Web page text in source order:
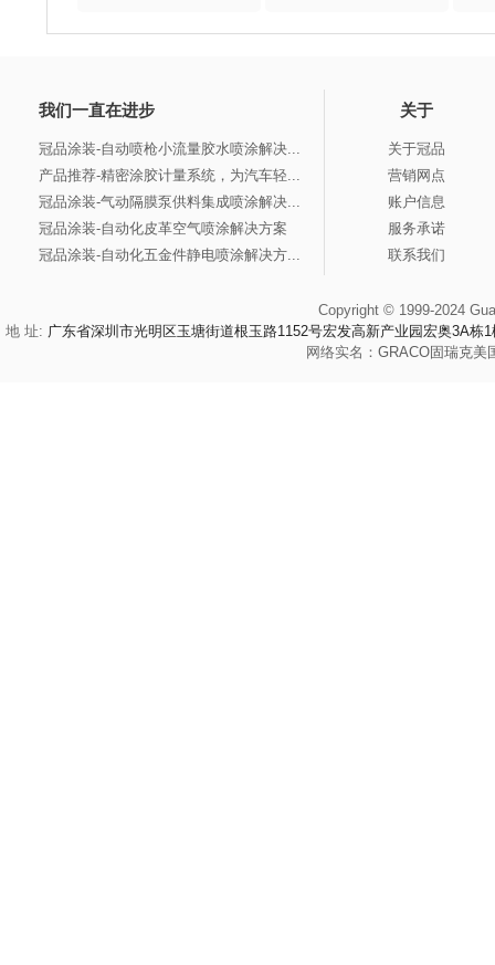
我们一直在进步
冠品涂装-自动喷枪小流量胶水喷涂解决...
产品推荐-精密涂胶计量系统，为汽车轻...
冠品涂装-气动隔膜泵供料集成喷涂解决...
冠品涂装-自动化皮革空气喷涂解决方案
冠品涂装-自动化五金件静电喷涂解决方...
关于
关于冠品
营销网点
账户信息
服务承诺
联系我们
Copyright © 1999-2024
地 址: 广东省深圳市光明区玉塘街道根玉路1152号宏发高新产业园宏奥3A栋1
网络实名： GRACO固瑞克美